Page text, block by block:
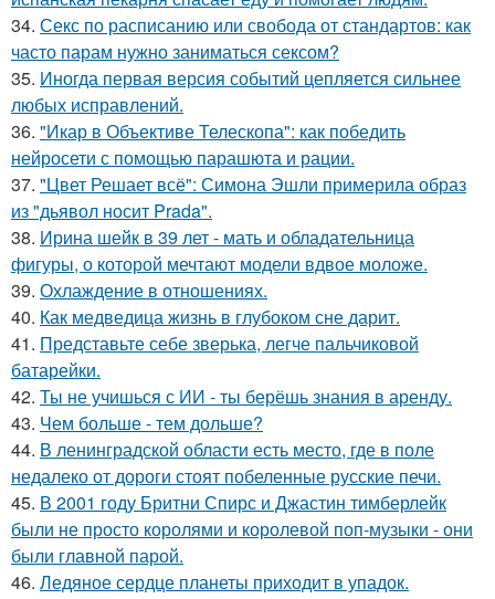
34. Секс по расписанию или свобода от стандартов: как
часто парам нужно заниматься сексом?
35. Иногда первая версия событий цепляется сильнее
любых исправлений.
36. "Икар в Объективе Телескопа": как победить
нейросети с помощью парашюта и рации.
37. "Цвет Решает всё": Симона Эшли примерила образ
из "дьявол носит Prada".
38. Ирина шейк в 39 лет - мать и обладательница
фигуры, о которой мечтают модели вдвое моложе.
39. Охлаждение в отношениях.
40. Как медведица жизнь в глубоком сне дарит.
41. Представьте себе зверька, легче пальчиковой
батарейки.
42. Ты не учишься с ИИ - ты берёшь знания в аренду.
43. Чем больше - тем дольше?
44. В ленинградской области есть место, где в поле
недалеко от дороги стоят побеленные русские печи.
45. В 2001 году Бритни Спирс и Джастин тимберлейк
были не просто королями и королевой поп-музыки - они
были главной парой.
46. Ледяное сердце планеты приходит в упадок.